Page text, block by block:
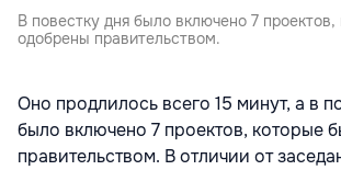
В повестку дня было включено 7
одобрены правительством.
Оно продлилось всего 15 минут, а в
было включено 7 проектов, которые
правительством. В отличии от